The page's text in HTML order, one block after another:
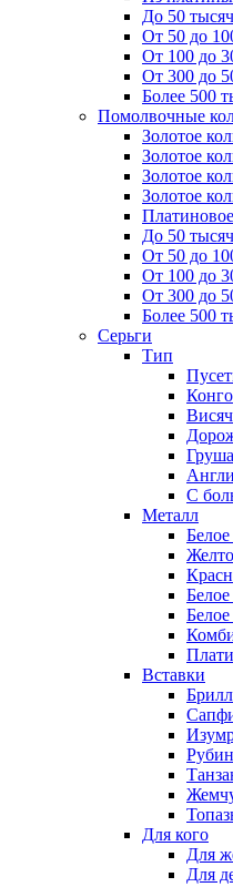
До 50 тысяч
От 50 до
От 100 до
От 300 до
Более 500
Помолвочные
Золотое
Золотое
Золотое
Золотое
До 50 тысяч
От 50 до
От 100 до
От 300 до
Более 500
Серьги
Тип
Конго
Груша
С
Металл
Белое
Вставки
Для кого
Для
Для